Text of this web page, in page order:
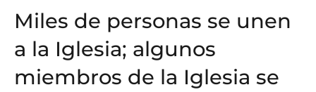
Miles de personas se unen
a la Iglesia; algunos
miembros de la Iglesia se